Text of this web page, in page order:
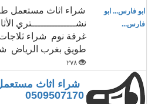
ابو فارس... ابو
فارس...
شراء اثاث مستعمل
نشـــــــــــــــتري
غرفة نوم شراء
طويق بغرب الرياض
٢٧٨
شراء اثاث
0509507170